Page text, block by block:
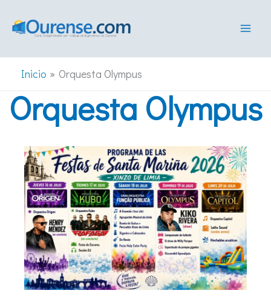
Inicio Orquesta Olympus
Orquesta Olympus